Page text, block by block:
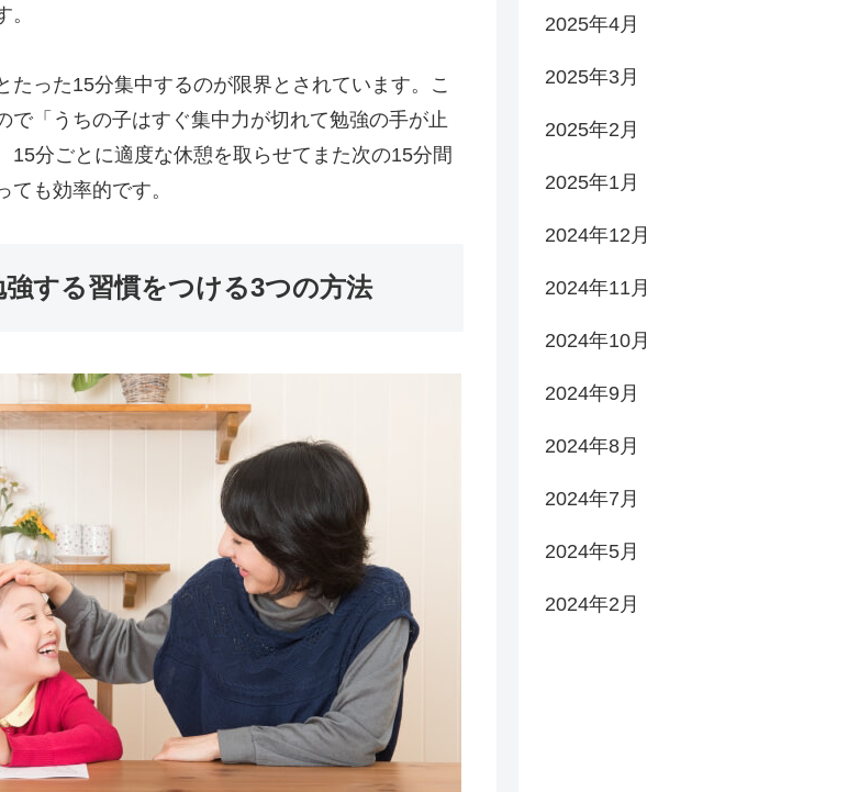
たった15分集中するのが限界とされています。こ
で「うちの子はすぐ集中力が切れて勉強の手が止
15分ごとに適度な休憩を取らせてまた次の15分間
も効率的です。
する習慣をつける3つの方法
2025年4月
2025年3月
2025年2月
2025年1月
2024年12月
2024年11月
2024年10月
2024年9月
2024年8月
2024年7月
2024年5月
2024年2月